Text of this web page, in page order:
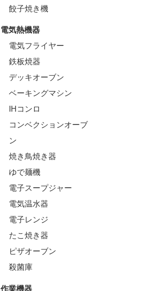
餃子焼き機
電気熱機器
電気フライヤー
鉄板焼器
デッキオーブン
ベーキングマシン
IHコンロ
コンベクションオーブ
ン
焼き鳥焼き器
ゆで麺機
電子スープジャー
電気温水器
電子レンジ
たこ焼き器
ピザオーブン
殺菌庫
作業機器